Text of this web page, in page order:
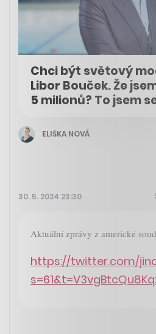
Chci být světový
Libor Bouček. Že
5 milionů? To jsem
ELIŠKA NOVÁ
30. 5. 2024 23:30
Aktuální zprávy z americké
https://twitter.com/